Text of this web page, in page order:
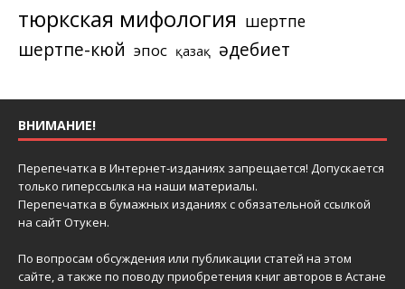
тюркская мифология шертпе
шертпе-кюй эпос қазақ әдебиет
ВНИМАНИЕ!
Перепечатка в Интернет-изданиях запрещается! Допускается
только гиперссылка на наши материалы.
Перепечатка в бумажных изданиях с обязательной ссылкой
на сайт Отукен.
По вопросам обсуждения или публикации статей на этом
сайте, а также по поводу приобретения книг авторов в Астане